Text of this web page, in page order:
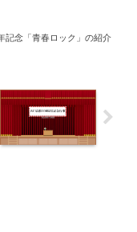
記念「青春ロック」の紹介